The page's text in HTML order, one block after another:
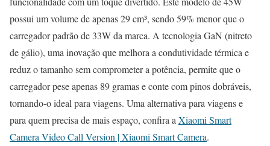
possui um volume de apenas 29 cm³, sendo 59% menor que o
carregador padrão de 33W da marca. A tecnologia GaN (nitreto
de gálio), uma inovação que melhora a condutividade térmica e
reduz o tamanho sem comprometer a potência, permite que o
carregador pese apenas 89 gramas e conte com pinos dobráveis,
tornando-o ideal para viagens. Uma alternativa para viagens e
para quem precisa de mais espaço, confira aXiaomi Smart
Camera Video Call Version | Xiaomi Smart Camera.